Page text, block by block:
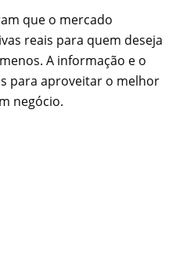
que o mercado
reais para quem deseja
A informação e o
para aproveitar o melhor
negócio.